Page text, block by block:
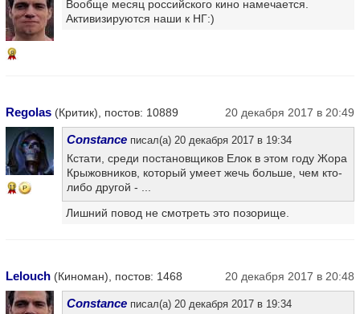
8
Вообще месяц российского кино намечается.
Активизируются наши к НГ:)
Regolas (Критик), постов: 10889 20 декабря 2017 в 20:49
11
Constance писал(а) 20 декабря 2017 в 19:34
Кстати, среди постановщиков Елок в этом году Жора
Крыжовников, который умеет жечь больше, чем кто-
либо другой - ...
Лишний повод не смотреть это позорище.
Lelouch (Киноман), постов: 1468 20 декабря 2017 в 20:48
Constance писал(а) 20 декабря 2017 в 19:34